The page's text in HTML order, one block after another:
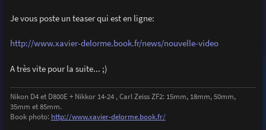
Je vous poste un teaser qui est en ligne:
http://www.xavier-delorme.book.fr/news/nouvelle-video
A très vite pour la suite... ;)
Nikon D4 et D800E + Nikkor 14-24 , Carl Zeiss ZF2: 15mm, 18mm, 50mm,
35mm et 85mm.
Book photo: http://www.xavier-delorme.book.fr/